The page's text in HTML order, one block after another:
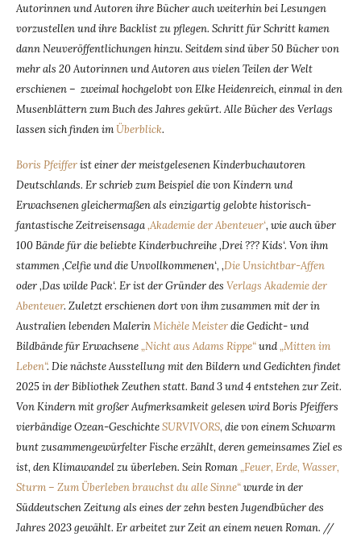
Autorinnen und Autoren ihre Bücher auch weiterhin bei Lesungen
vorzustellen und ihre Backlist zu pflegen. Schritt für Schritt kamen
dann Neuveröffentlichungen hinzu. Seitdem sind über 50 Bücher von
mehr als 20 Autorinnen und Autoren aus vielen Teilen der Welt
erschienen – zweimal hochgelobt von Elke Heidenreich, einmal in den
Musenblättern zum Buch des Jahres gekürt. Alle Bücher des Verlags
lassen sich finden imÜberblick.
Boris Pfeifferist einer der meistgelesenen Kinderbuchautoren
Deutschlands. Er schrieb zum Beispiel die von Kindern und
Erwachsenen gleichermaßen als einzigartig gelobte historisch-
fantastische Zeitreisensaga‚Akademie der Abenteuer‘, wie auch über
100 Bände für die beliebte Kinderbuchreihe ‚Drei ??? Kids‘. Von ihm
stammen ‚Celfie und die Unvollkommenen‘, ‚Die Unsichtbar-Affen
oder ‚Das wilde Pack‘. Er ist der Gründer des Verlags Akademie der
Abenteuer. Zuletzt erschienen dort von ihm zusammen mit der in
Australien lebenden MalerinMichèle Meisterdie Gedicht- und
Bildbände für Erwachsene„Nicht aus Adams Rippe“und„Mitten im
Leben“. Die nächste Ausstellung mit den Bildern und Gedichten findet
2025 in der Bibliothek Zeuthen statt. Band 3 und 4 entstehen zur Zeit.
Von Kindern mit großer Aufmerksamkeit gelesen wird Boris Pfeiffers
vierbändige Ozean-GeschichteSURVIVORS, die von einem Schwarm
bunt zusammengewürfelter Fische erzählt, deren gemeinsames Ziel es
ist, den Klimawandel zu überleben. Sein Roman„Feuer, Erde, Wasser,
Sturm – Zum Überleben brauchst du alle Sinne“wurde in der
Süddeutschen Zeitung als eines der zehn besten Jugendbücher des
Jahres 2023 gewählt. Er arbeitet zur Zeit an einem neuen Roman. //